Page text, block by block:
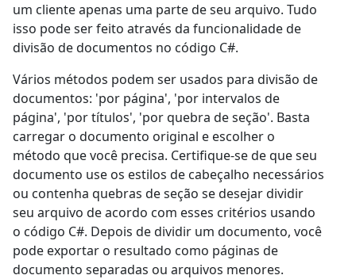
um cliente apenas uma parte de seu arquivo. Tudo
isso pode ser feito através da funcionalidade de
divisão de documentos no código C#.
Vários métodos podem ser usados para divisão de
documentos: 'por página', 'por intervalos de
página', 'por títulos', 'por quebra de seção'. Basta
carregar o documento original e escolher o
método que você precisa. Certifique-se de que seu
documento use os estilos de cabeçalho necessários
ou contenha quebras de seção se desejar dividir
seu arquivo de acordo com esses critérios usando
o código C#. Depois de dividir um documento, você
pode exportar o resultado como páginas de
documento separadas ou arquivos menores.